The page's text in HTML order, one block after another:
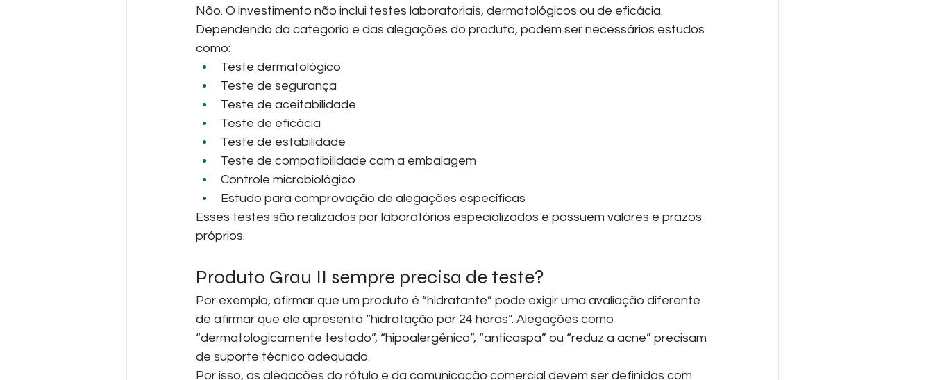
Não. O investimento não inclui testes laboratoriais, dermatológicos ou de eficácia.
Dependendo da categoria e das alegações do produto, podem ser necessários estudos
como:
Teste dermatológico
Teste de segurança
Teste de aceitabilidade
Teste de eficácia
Teste de estabilidade
Teste de compatibilidade com a embalagem
Controle microbiológico
Estudo para comprovação de alegações específicas
Esses testes são realizados por laboratórios especializados e possuem valores e prazos
próprios.
Produto Grau II sempre precisa de teste?
Por exemplo, afirmar que um produto é “hidratante” pode exigir uma avaliação diferente
de afirmar que ele apresenta “hidratação por 24 horas”. Alegações como
“dermatologicamente testado”, “hipoalergênico”, “anticaspa” ou “reduz a acne” precisam
de suporte técnico adequado.
Por isso, as alegações do rótulo e da comunicação comercial devem ser definidas com